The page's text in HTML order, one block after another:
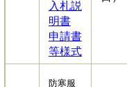
入札説
明書
申請書
等様式
防寒服